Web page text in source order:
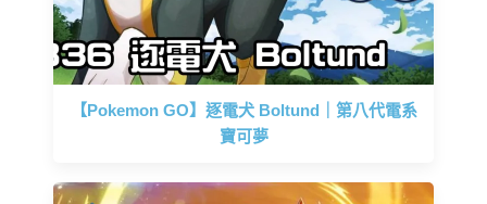
【Pokemon GO】逐電犬 Boltund｜第八代電系
寶可夢